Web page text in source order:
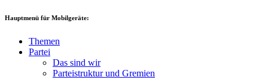
Hauptmenü für Mobilgeräte:
Themen
Partei
Das sind wir
Parteistruktur und Gremien